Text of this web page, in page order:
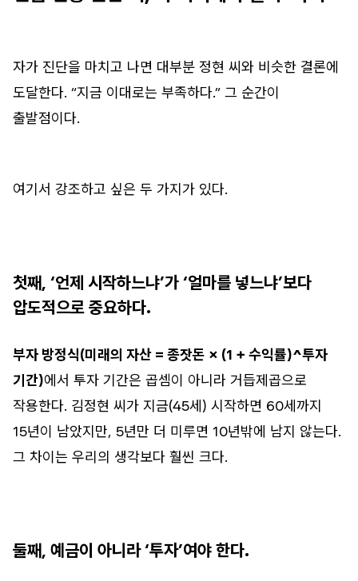
자가 진단을 마치고 나면 대부분 정현 씨와 비슷한 결론에
도달한다. “지금 이대로는 부족하다.” 그 순간이
출발점이다.
여기서 강조하고 싶은 두 가지가 있다.
첫째, ‘언제 시작하느냐’가 ‘얼마를 넣느냐’보다
압도적으로 중요하다.
부자 방정식(미래의 자산 = 종잣돈 × (1 + 수익률)^투자
기간)에서 투자 기간은 곱셈이 아니라 거듭제곱으로
작용한다. 김정현 씨가 지금(45세) 시작하면 60세까지
15년이 남았지만, 5년만 더 미루면 10년밖에 남지 않는다.
그 차이는 우리의 생각보다 훨씬 크다.
둘째, 예금이 아니라 ‘투자’여야 한다.